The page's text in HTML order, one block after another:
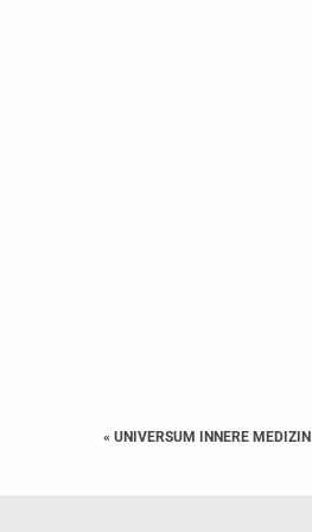
« UNIVERSUM INNERE MEDIZIN